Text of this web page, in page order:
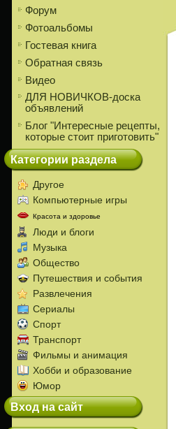
Форум
Фотоальбомы
Гостевая книга
Обратная связь
Видео
ДЛЯ НОВИЧКОВ-доска
объявлений
Блог "Интересные рецепты,
которые стоит приготовить"
Категории раздела
Другое
Компьютерные игры
Красота и здоровье
Люди и блоги
Музыка
Общество
Путешествия и события
Развлечения
Сериалы
Спорт
Транспорт
Фильмы и анимация
Хобби и образование
Юмор
Вход на сайт